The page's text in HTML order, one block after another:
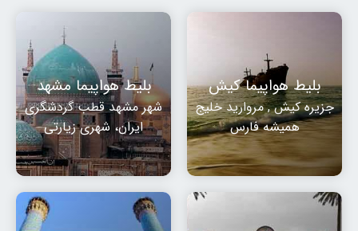
بلیط هواپیما کیش
جزیره کیش , مروارید خلیج
همیشه فارس
بلیط هواپیما مشهد
شهر مشهد قطب گردشگری
ایران، شهری زیارتی